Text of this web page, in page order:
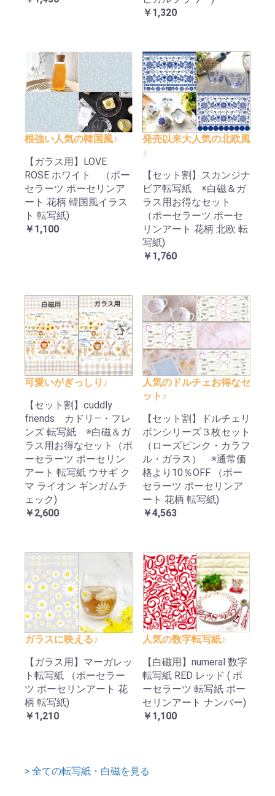
￥1,320
根強い人気の韓国風♪
【ガラス用】LOVE
ROSE ホワイト （ポー
セラーツ ポーセリンア
ート 花柄 韓国風イラス
ト 転写紙)
￥1,100
発売以来大人気の北欧風
♪
【セット割】スカンジナ
ビア転写紙 ※白磁＆ガ
ラス用お得なセット
（ポーセラーツ ポーセ
リンアート 花柄 北欧 転
写紙)
￥1,760
可愛いがぎっしり♪
【セット割】cuddly
friends カドリ―・フレ
ンズ 転写紙 ※白磁＆ガ
ラス用お得なセット（ポ
ーセラーツ ポーセリン
アート 転写紙 ウサギ ク
マ ライオン ギンガムチ
ェック)
￥2,600
人気のドルチェお得なセ
ット♪
【セット割】ドルチェリ
ボンシリーズ３枚セット
（ローズピンク・カラフ
ル・ガラス） ※通常価
格より10％OFF （ポー
セラーツ ポーセリンア
ート 花柄 転写紙)
￥4,563
ガラスに映える♪
【ガラス用】マーガレッ
ト転写紙 （ポーセラー
ツ ポーセリンアート 花
柄 転写紙)
￥1,210
人気の数字転写紙♪
【白磁用】numeral 数字
転写紙 RED レッド ( ポ
ーセラーツ 転写紙 ポー
セリンアート ナンバー)
￥1,100
> 全ての転写紙・白磁を見る